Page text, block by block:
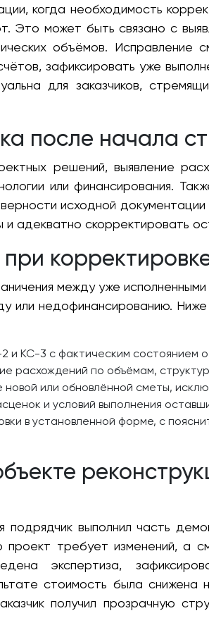
когда необходимость
Это может быть связано с
объёмов. Исправление
зафиксировать уже
для заказчиков,
после начала
решений, выявление
или финансирования.
исходной
адекватно скорректировать
между уже
или недофинансированию.
и КС-3 с фактическим состоянием
расхождений по объёмам,
или обновлённой сметы,
и условий выполнения
в установленной форме, с
выполнил часть
требует изменений, а
экспертиза,
стоимость была снижена
получил прозрачную